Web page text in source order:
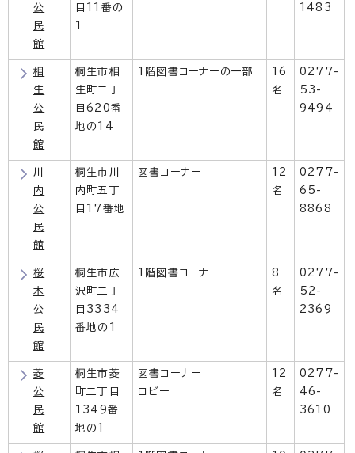
公
民
館
目11番の
1
1483
相
生
公
民
館
桐生市相
生町二丁
目620番
地の14
1階図書コーナーの一部
16
名
0277-
53-
9494
川
内
公
民
館
桐生市川
内町五丁
目17番地
図書コーナー
12
名
0277-
65-
8868
桜
木
公
民
館
桐生市広
沢町二丁
目3334
番地の1
1階図書コーナー
8
名
0277-
52-
2369
菱
公
民
館
桐生市菱
町二丁目
1349番
地の1
図書コーナー
ロビー
12
名
0277-
46-
3610